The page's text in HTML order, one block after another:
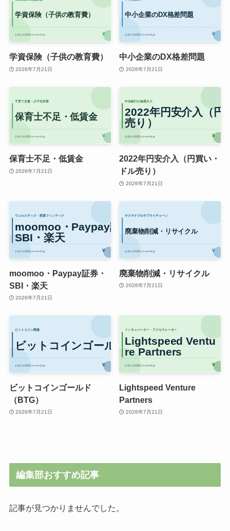
学資保険（子供の教育費）
2026年7月21日
中小企業のDX格差問題
2026年7月21日
保育士不足・低賃金
2026年7月21日
2022年円安介入（円買い・
ドル売り）
2026年7月21日
moomoo・Paypay証券・
SBI・楽天
2026年7月21日
廃棄物削減・リサイクル
2026年7月21日
ビットコインゴールド
（BTG）
2026年7月21日
Lightspeed Venture
Partners
2026年7月21日
編集部おすすめ記事
記事が見つかりませんでした。